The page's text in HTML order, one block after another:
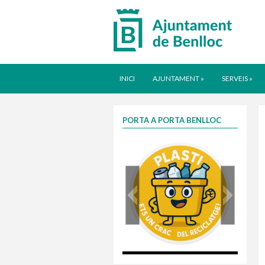
INICI AJUNTAMENT » SERVEIS »
PORTA A PORTA BENLLOC